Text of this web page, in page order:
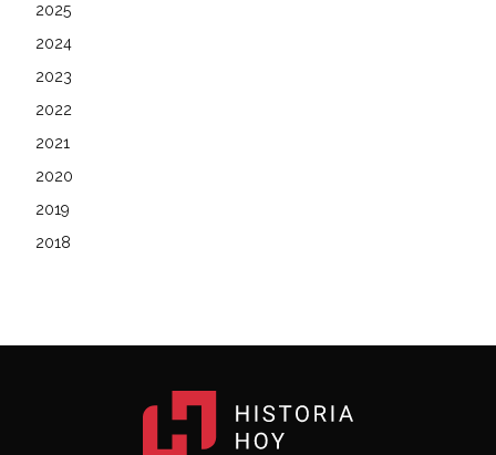
2025
2024
2023
2022
2021
2020
2019
2018